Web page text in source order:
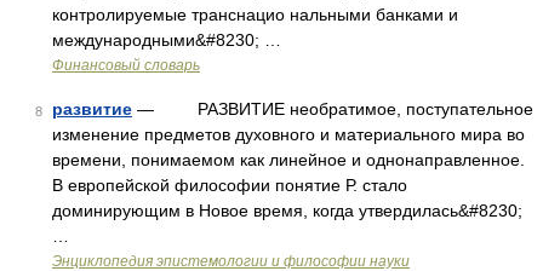
контролируемые транснацио нальными банками и
международными&#8230; …
Финансовый словарь
8 развитие — РАЗВИТИЕ необратимое, поступательное
изменение предметов духовного и материального мира во
времени, понимаемом как линейное и однонаправленное.
В европейской философии понятие Р. стало
доминирующим в Новое время, когда утвердилась&#8230;
Энциклопедия эпистемологии и философии науки